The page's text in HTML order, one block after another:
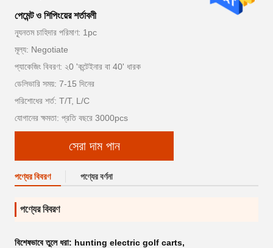
পেমেন্ট ও শিপিংয়ের শর্তাবলী
ন্যূনতম চাহিদার পরিমাণ: 1pc
মূল্য: Negotiate
প্যাকেজিং বিবরণ: ২0 'কন্টেইনার বা 40' ধারক
ডেলিভারি সময়: 7-15 দিনের
পরিশোধের শর্ত: T/T, L/C
যোগানের ক্ষমতা: প্রতি বছরে 3000pcs
সেরা দাম পান
পণ্যের বিবরণ পণ্যের বর্ণনা
পণ্যের বিবরণ
বিশেষভাবে তুলে ধরা: hunting electric golf carts,